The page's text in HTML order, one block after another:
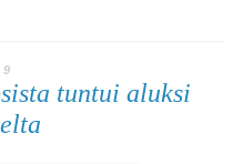
tuntui aluksi